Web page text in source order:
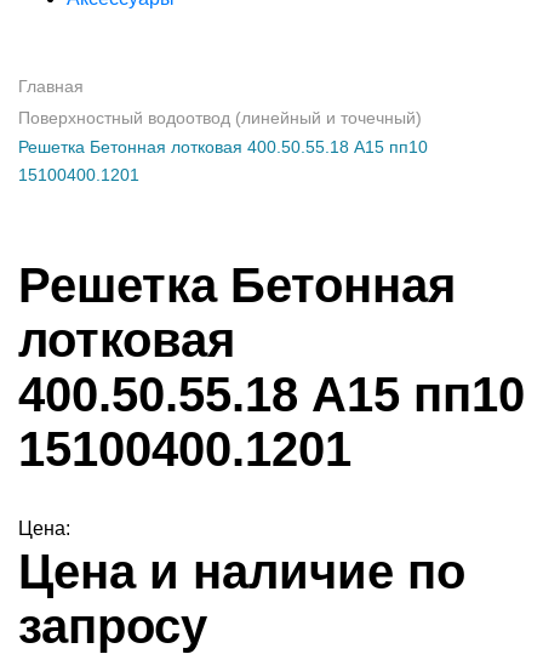
Главная
Поверхностный водоотвод (линейный и точечный)
Решетка Бетонная лотковая 400.50.55.18 А15 пп10
15100400.1201
Решетка Бетонная
лотковая
400.50.55.18 А15 пп10
15100400.1201
Цена:
Цена и наличие по
запросу